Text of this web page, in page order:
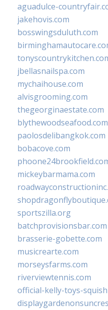
aguadulce-
jakehovis.com
bosswingsduluth.com
jbellasnailspa.com
mychaihouse.com
alvisgrooming.com
thegeorginaestate.com
blythewoodseafood.com
paolosdelibangkok.com
bobacove.com
mickeybarmama.com
sportszilla.org
batchprovisionsbar.com
brasserie-gobette.com
musicrearte.com
morseysfarms.com
riverviewtennis.com
official-kelly-toys-